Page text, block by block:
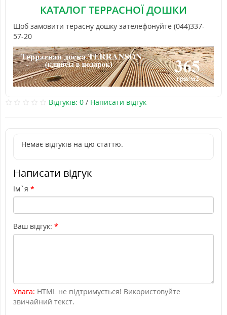
КАТАЛОГ ТЕРРАСНОЇ ДОШКИ
Щоб замовити терасну дошку зателефонуйте (044)337-
57-20
Відгуків: 0/ Написати відгук
Немає відгуків на цю статтю.
Написати відгук
Ім`я
Ваш відгук:
Увага: HTML не підтримується! Використовуйте
звичайний текст.